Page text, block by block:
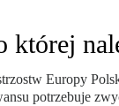
której
Europy
potrzebuje